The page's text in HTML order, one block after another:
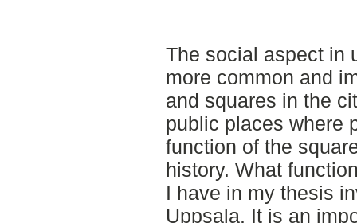
The social aspect in
more common and
and squares in the
public places where
function of the
history. What
I have in my thesis
Uppsala. It is an